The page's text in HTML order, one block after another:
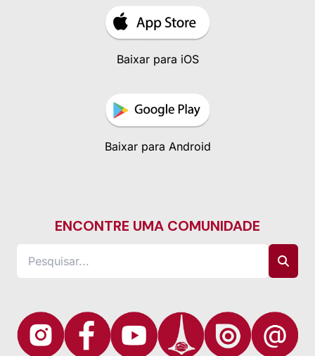
Baixar para iOS
Baixar para Android
ENCONTRE UMA COMUNIDADE